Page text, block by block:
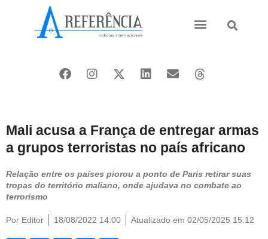
Mali acusa a França de entregar armas
a grupos terroristas no país africano
Relação entre os países piorou a ponto de Paris retirar suas
tropas do território maliano, onde ajudava no combate ao
terrorismo
Por Editor 18/08/2022 14:00 Atualizado em 02/05/2025 15:12